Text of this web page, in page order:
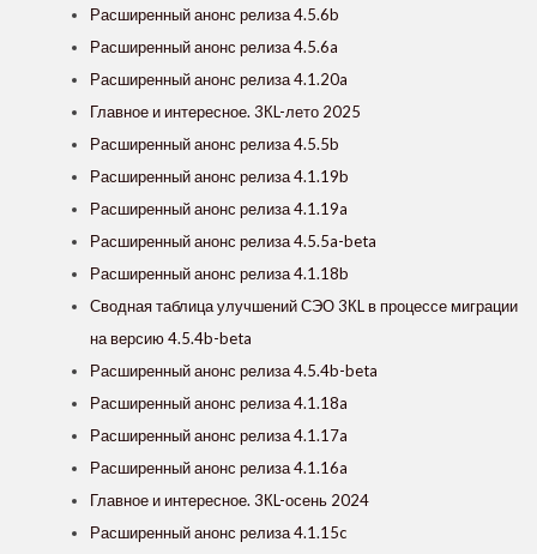
Расширенный анонс релиза 4.5.6b
Расширенный анонс релиза 4.5.6a
Расширенный анонс релиза 4.1.20a
Главное и интересное. 3КL-лето 2025
Расширенный анонс релиза 4.5.5b
Расширенный анонс релиза 4.1.19b
Расширенный анонс релиза 4.1.19a
Расширенный анонс релиза 4.5.5a-beta
Расширенный анонс релиза 4.1.18b
Сводная таблица улучшений СЭО 3КL в процессе миграции
на версию 4.5.4b-beta
Расширенный анонс релиза 4.5.4b-beta
Расширенный анонс релиза 4.1.18a
Расширенный анонс релиза 4.1.17a
Расширенный анонс релиза 4.1.16a
Главное и интересное. 3КL-осень 2024
Расширенный анонс релиза 4.1.15c